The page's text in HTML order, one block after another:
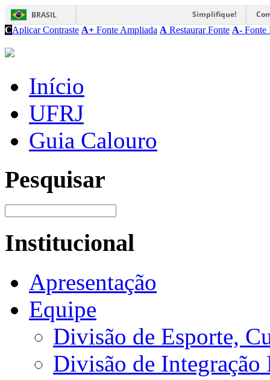
BRASIL Simplifique!
CAplicar Contraste A+ Fonte Ampliada A Restaurar Fonte A- Fonte
Início
UFRJ
Guia Calouro
Pesquisar
Institucional
Apresentação
Equipe
Divisão de Esporte,
Divisão de Integração